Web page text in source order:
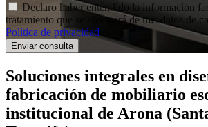
Declaro haber entendido la información
tratamiento que se efectuará de mis datos de
Política de privacidad
Soluciones integrales en
fabricación de mobiliario
institucional de Arona